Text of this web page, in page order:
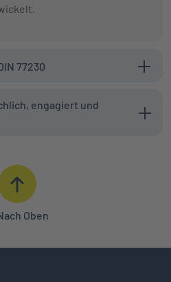
77230
engagiert und
Oben